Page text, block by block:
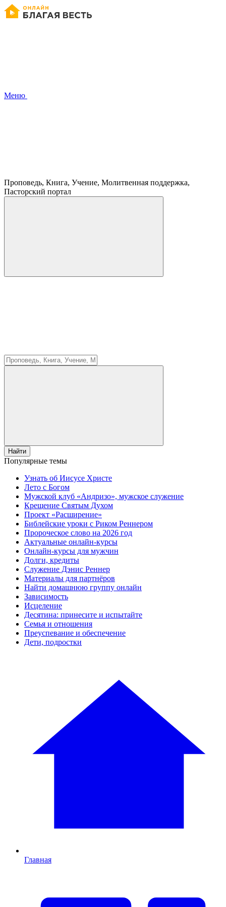
Меню
Проповедь, Книга, Учение, Молитвенная поддержка,
Пасторский портал
Найти
Популярные темы
Узнать об Иисусе Христе
Лето с Богом
Мужской клуб «Андризо», мужское служение
Крещение Святым Духом
Проект «Расширение»
Библейские уроки с Риком Реннером
Пророческое слово на 2026 год
Актуальные онлайн-курсы
Онлайн-курсы для мужчин
Долги, кредиты
Служение Дэнис Реннер
Материалы для партнёров
Найти домашнюю группу онлайн
Зависимость
Исцеление
Десятина: принесите и испытайте
Семья и отношения
Преуспевание и обеспечение
Дети, подростки
Главная